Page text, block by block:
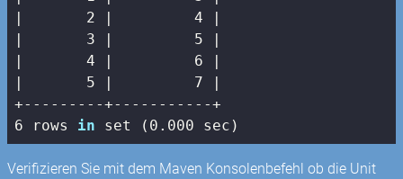
|
2
|         4 |
|       3 |
5
|
|
4
|         6 |
|       5 |
7
|
+---------+-----------+
6 rows in set (0.000 sec)
Verifizieren Sie mit dem Maven Konsolenbefehl ob die Unit